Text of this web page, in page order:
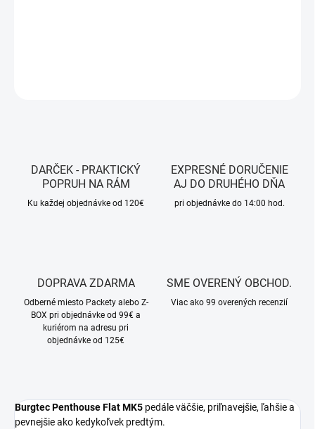
DARČEK - PRAKTICKÝ
POPRUH NA RÁM
Ku každej objednávke od 120€
EXPRESNÉ DORUČENIE
AJ DO DRUHÉHO DŇA
pri objednávke do 14:00 hod.
DOPRAVA ZDARMA
Odberné miesto Packety alebo Z-
BOX pri objednávke od 99€ a
kuriérom na adresu pri
objednávke od 125€
SME OVERENÝ OBCHOD.
Viac ako 99 overených recenzií
Burgtec Penthouse FlatMK5 pedále väčšie, priľnavejšie, ľahšie a
pevnejšie ako kedykoľvek predtým.